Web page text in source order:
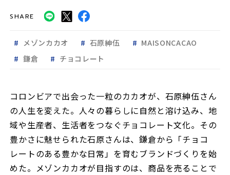
SHARE
メゾンカカオ 石原紳伍
MAISONCACAO
鎌倉
チョコレート
コロンビアで出会った一粒のカカオが、石原紳伍さん
の人生を変えた。人々の暮らしに自然と溶け込み、地
域や生産者、生活者をつなぐチョコレート文化。その
豊かさに魅せられた石原さんは、鎌倉から「チョコ
レートのある豊かな日常」を育むブランドづくりを始
めた。メゾンカカオが目指すのは、商品を売ることで